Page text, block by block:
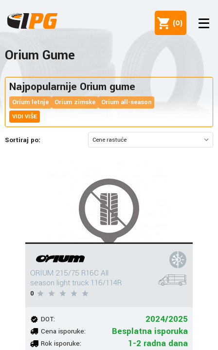
(0)
Orium Gume
Najpopularnije Orium gume
Orium letnje Orium zimske Orium all-season
VIDI VIŠE
Sortiraj po:
ORIUM 215/75 R16C All
season light truck 116/114R
0
DOT: 2024/2025
Cena isporuke: Besplatna isporuka
Rok isporuke: 1-2 radna dana